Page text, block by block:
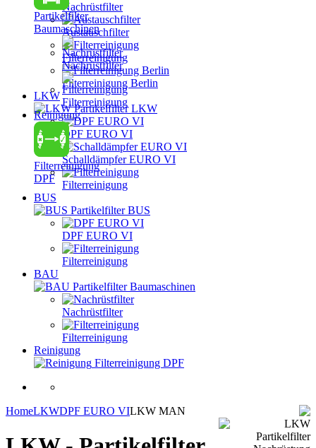
Partikelfilter
Baumaschinen
Nachrüstfilter
Filterreinigung
Reinigung
Filterreinigung
DPF
Nachrüstfilter
Austauschfilter
Filterreinigung
Filterreinigung Berlin
LKW
Partikelfilter LKW
DPF EURO VI
Schalldämpfer EURO VI
Filterreinigung
BUS
Partikelfilter BUS
DPF EURO VI
Filterreinigung
BAU
Partikelfilter Baumaschinen
Nachrüstfilter
Filterreinigung
Reinigung
Filterreinigung DPF
HomeLKWDPF EURO VILKW MAN